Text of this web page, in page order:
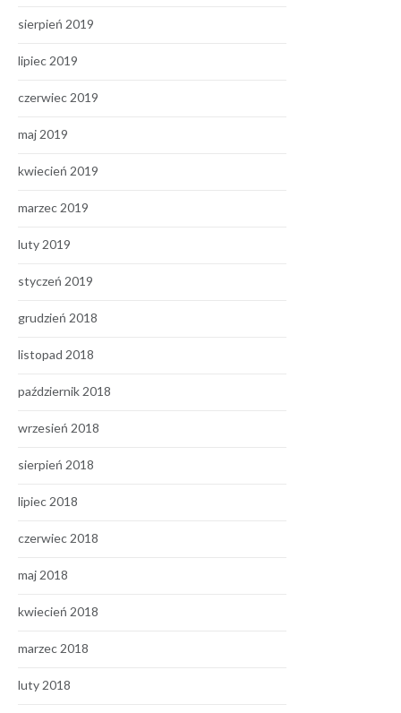
sierpień 2019
lipiec 2019
czerwiec 2019
maj 2019
kwiecień 2019
marzec 2019
luty 2019
styczeń 2019
grudzień 2018
listopad 2018
październik 2018
wrzesień 2018
sierpień 2018
lipiec 2018
czerwiec 2018
maj 2018
kwiecień 2018
marzec 2018
luty 2018